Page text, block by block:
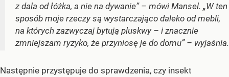
z dala od łóżka, a nie na dywanie” – mówi Mansel. „W ten
sposób moje rzeczy są wystarczająco daleko od mebli,
na których zazwyczaj bytują pluskwy – i znacznie
zmniejszam ryzyko, że przyniosę je do domu” – wyjaśnia.
Następnie przystępuje do sprawdzenia, czy insekt